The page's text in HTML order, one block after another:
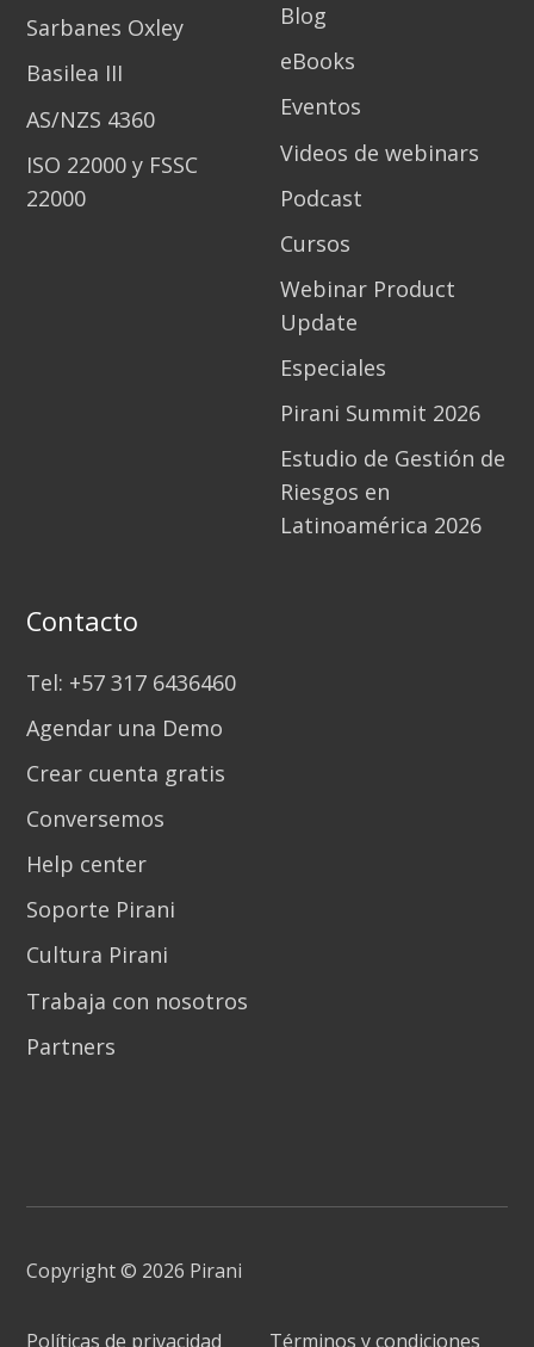
Sarbanes Oxley
Basilea III
AS/NZS 4360
ISO 22000 y FSSC
22000
Blog
eBooks
Eventos
Videos de webinars
Podcast
Cursos
Webinar Product
Update
Especiales
Pirani Summit 2026
Estudio de Gestión de
Riesgos en
Latinoamérica 2026
Contacto
Tel: +57 317 6436460
Agendar una Demo
Crear cuenta gratis
Conversemos
Help center
Soporte Pirani
Cultura Pirani
Trabaja con nosotros
Partners
Copyright © 2026 Pirani
Políticas de privacidad Términos y condiciones